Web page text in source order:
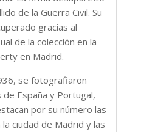
de la Guerra Civil. Su
gracias al
de la colección en la
en Madrid.
se fotografiaron
España y Portugal,
por su número las
ciudad de Madrid y las